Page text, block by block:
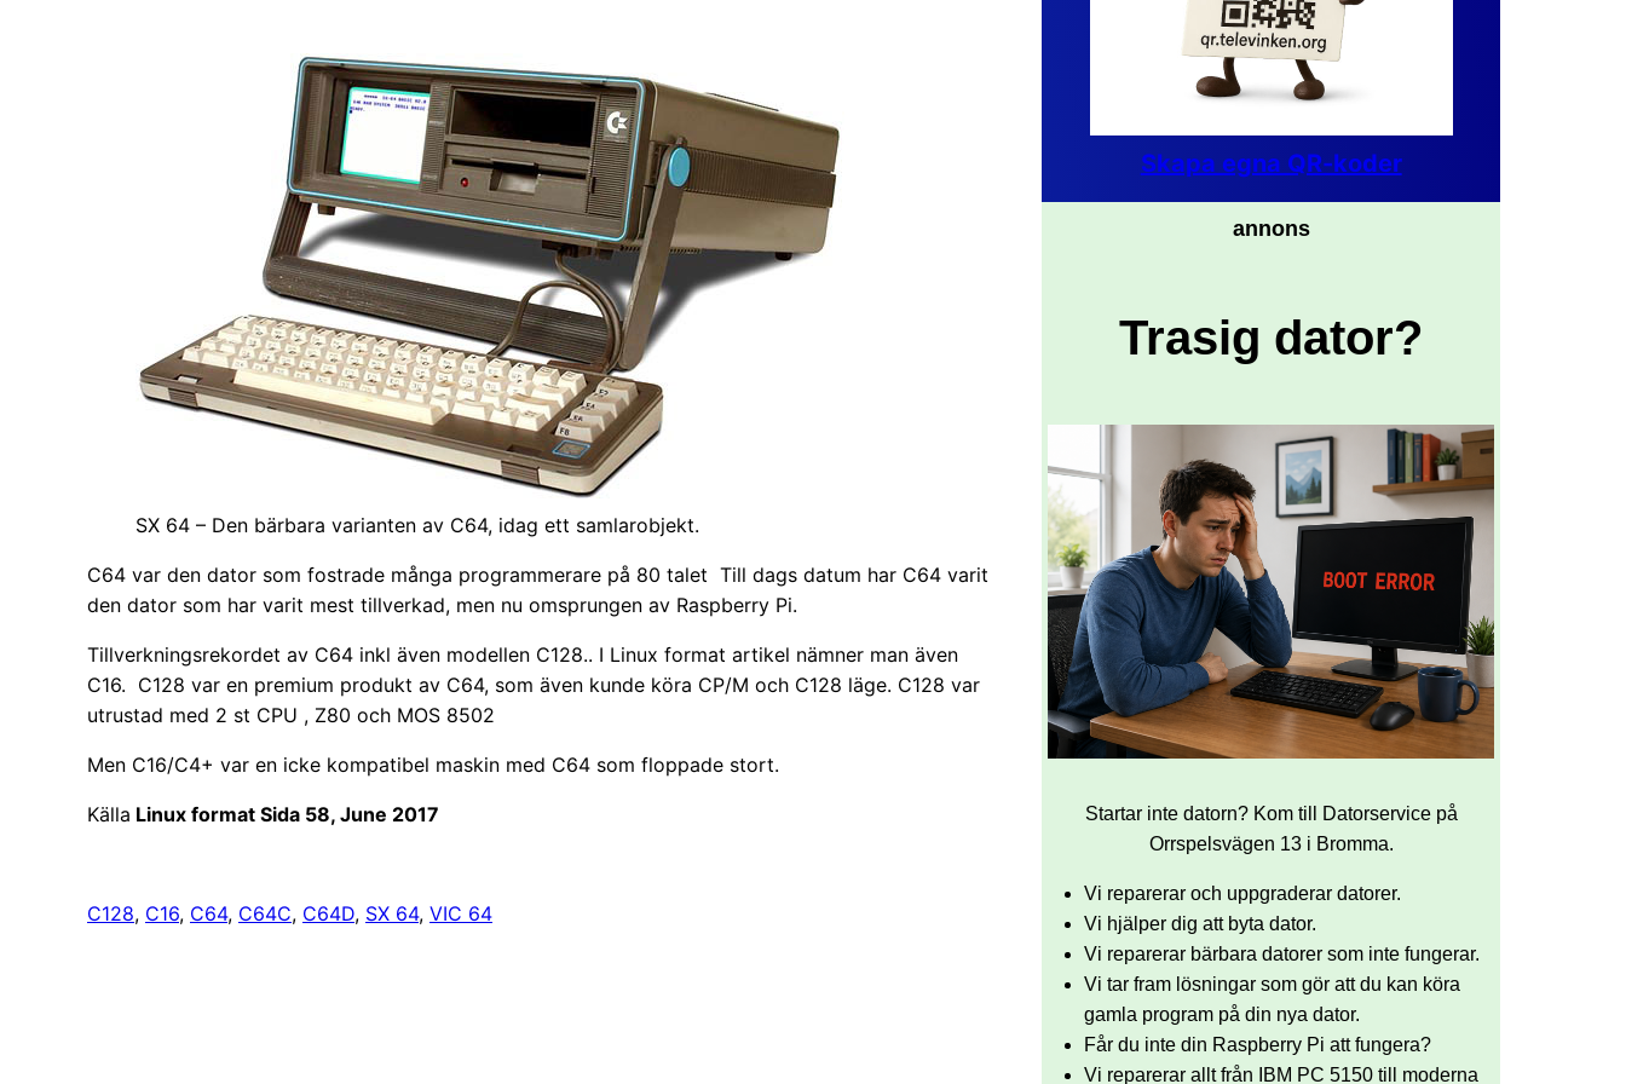
SX 64 – Den bärbara varianten av C64, idag ett samlarobjekt.
C64 var den dator som fostrade många programmerare på 80 talet Till dags datum har C64 varit
den dator som har varit mest tillverkad, men nu omsprungen av Raspberry Pi.
Tillverkningsrekordet av C64 inkl även modellen C128.. I Linux format artikel nämner man även
C16. C128 var en premium produkt av C64, som även kunde köra CP/M och C128 läge. C128 var
utrustad med 2 st CPU , Z80 och MOS 8502
Men C16/C4+ var en icke kompatibel maskin med C64 som floppade stort.
Källa Linux format Sida 58, June 2017
C128, C16, C64, C64C, C64D, SX 64, VIC 64
Skapa egna QR-koder
annons
Trasig dator?
Startar inte datorn? Kom till Datorservice på
Orrspelsvägen 13 i Bromma.
Vi reparerar och uppgraderar datorer.
Vi hjälper dig att byta dator.
Vi reparerar bärbara datorer som inte fungerar.
Vi tar fram lösningar som gör att du kan köra
gamla program på din nya dator.
Får du inte din Raspberry Pi att fungera?
Vi reparerar allt från IBM PC 5150 till moderna